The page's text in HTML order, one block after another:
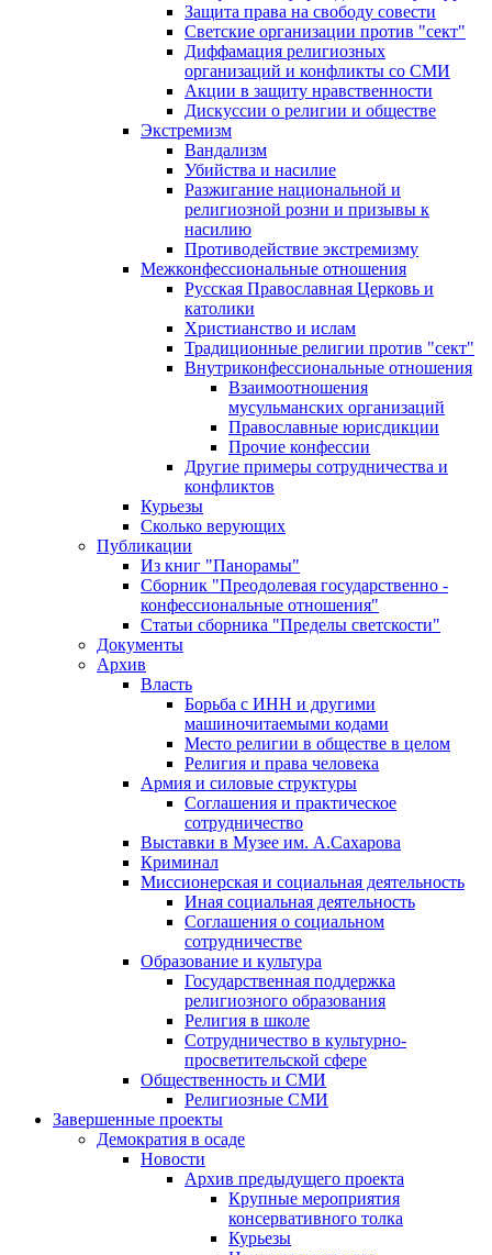
Защита права на свободу совести
Светские организации против "сект"
Диффамация религиозных
организаций и конфликты со СМИ
Акции в защиту нравственности
Дискуссии о религии и обществе
Экстремизм
Вандализм
Убийства и насилие
Разжигание национальной и
религиозной розни и призывы к
насилию
Противодействие экстремизму
Межконфессиональные отношения
Русская Православная Церковь и
католики
Христианство и ислам
Традиционные религии против "сект"
Внутриконфессиональные отношения
Взаимоотношения
мусульманских организаций
Православные юрисдикции
Прочие конфессии
Другие примеры сотрудничества и
конфликтов
Курьезы
Сколько верующих
Публикации
Из книг "Панорамы"
Сборник "Преодолевая государственно -
конфессиональные отношения"
Статьи сборника "Пределы светскости"
Документы
Архив
Власть
Борьба с ИНН и другими
машиночитаемыми кодами
Место религии в обществе в целом
Религия и права человека
Армия и силовые структуры
Соглашения и практическое
сотрудничество
Выставки в Музее им. А.Сахарова
Криминал
Миссионерская и социальная деятельность
Иная социальная деятельность
Соглашения о социальном
сотрудничестве
Образование и культура
Государственная поддержка
религиозного образования
Религия в школе
Сотрудничество в культурно-
просветительской сфере
Общественность и СМИ
Религиозные СМИ
Завершенные проекты
Демократия в осаде
Новости
Архив предыдущего проекта
Крупные мероприятия
консервативного толка
Курьезы